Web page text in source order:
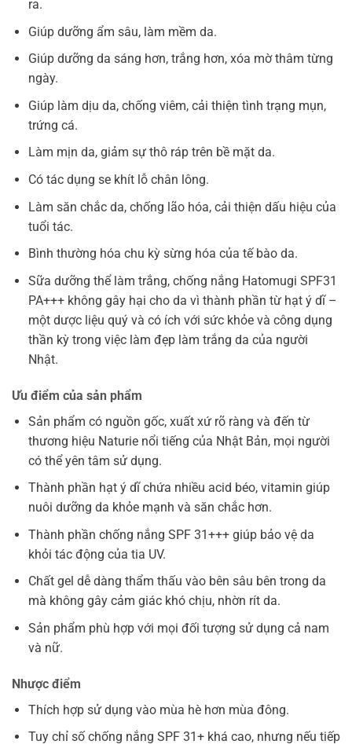
ra.
Giúp dưỡng ẩm sâu, làm mềm da.
Giúp dưỡng da sáng hơn, trắng hơn, xóa mờ thâm từng
ngày.
Giúp làm dịu da, chống viêm, cải thiện tình trạng mụn,
trứng cá.
Làm mịn da, giảm sự thô ráp trên bề mặt da.
Có tác dụng se khít lỗ chân lông.
Làm săn chắc da, chống lão hóa, cải thiện dấu hiệu của
tuổi tác.
Bình thường hóa chu kỳ sừng hóa của tế bào da.
Sữa dưỡng thể làm trắng, chống nắng Hatomugi SPF31
PA+++ không gây hại cho da vì thành phần từ hạt ý dĩ –
một dược liệu quý và có ích với sức khỏe và công dụng
thần kỳ trong việc làm đẹp làm trắng da của người
Nhật.
Ưu điểm của sản phẩm
Sản phẩm có nguồn gốc, xuất xứ rõ ràng và đến từ
thương hiệu Naturie nổi tiếng của Nhật Bản, mọi người
có thể yên tâm sử dụng.
Thành phần hạt ý dĩ chứa nhiều acid béo, vitamin giúp
nuôi dưỡng da khỏe mạnh và săn chắc hơn.
Thành phần chống nắng SPF 31+++ giúp bảo vệ da
khỏi tác động của tia UV.
Chất gel dễ dàng thẩm thấu vào bên sâu bên trong da
mà không gây cảm giác khó chịu, nhờn rít da.
Sản phẩm phù hợp với mọi đối tượng sử dụng cả nam
và nữ.
Nhược điểm
Thích hợp sử dụng vào mùa hè hơn mùa đông.
Tuy chỉ số chống nắng SPF 31+ khá cao, nhưng nếu tiếp